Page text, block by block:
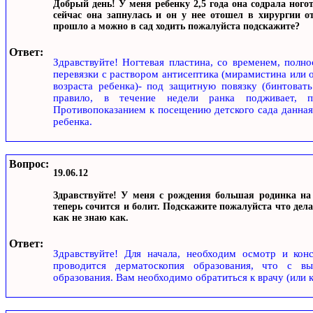
Добрый день! У меня ребенку 2,5 года она содрала
сейчас она запнулась и он у нее отошел в хирургии
прошло а можно в сад ходить пожалуйста подскажите?
Ответ:
Здравствуйте! Ногтевая пластина, со временем,
перевязки с раствором антисептика (мирамистина или
возраста ребенка)- под защитную повязку
правило, в течение недели ранка подживает,
Противопоказанием к посещению детского сада
ребенка.
Вопрос:
19.06.12
Здравствуйте! У меня с рождения большая родинка
теперь сочится и болит. Подскажите пожалуйста что
как не знаю как.
Ответ:
Здравствуйте! Для начала, необходим осмотр и
проводится дерматоскопия образования, что с
образования. Вам необходимо обратиться к врачу (или